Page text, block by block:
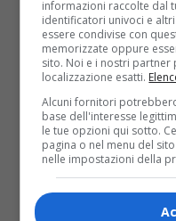
Attualità3 anni fa
Piatto, la
centro
informazioni raccolte dal
identificatori univoci e
essere condivise con
memorizzate oppure
sito. Noi e i nostri
localizzazione esatti.
Alcuni fornitori
base dell'interesse
le tue opzioni qui sotto.
pagina o nel menu del
nelle impostazioni della